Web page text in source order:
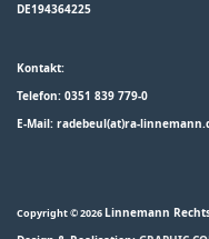
DE194364225
Kontakt:
Telefon: 0351 839 779-0
E-Mail: radebeul(at)ra-
Copyright © 2026 Linnemann